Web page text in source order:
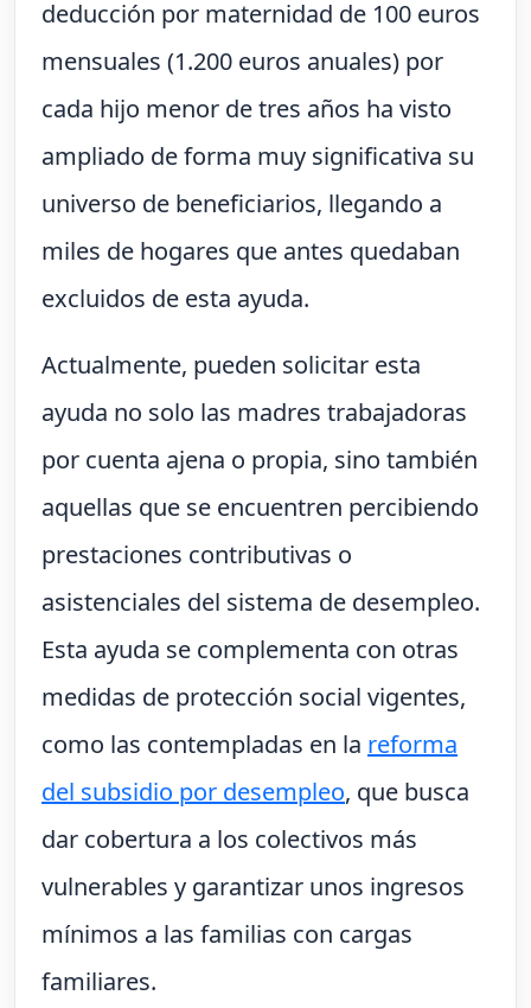
deducción por maternidad de 100 euros
mensuales (1.200 euros anuales) por
cada hijo menor de tres años ha visto
ampliado de forma muy significativa su
universo de beneficiarios, llegando a
miles de hogares que antes quedaban
excluidos de esta ayuda.
Actualmente, pueden solicitar esta
ayuda no solo las madres trabajadoras
por cuenta ajena o propia, sino también
aquellas que se encuentren percibiendo
prestaciones contributivas o
asistenciales del sistema de desempleo.
Esta ayuda se complementa con otras
medidas de protección social vigentes,
como las contempladas en la reforma
del subsidio por desempleo, que busca
dar cobertura a los colectivos más
vulnerables y garantizar unos ingresos
mínimos a las familias con cargas
familiares.